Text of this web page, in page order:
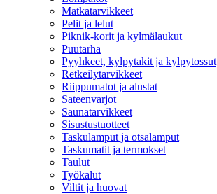
Matkatarvikkeet
Pelit ja lelut
Piknik-korit ja kylmälaukut
Puutarha
Pyyhkeet, kylpytakit ja kylpytossut
Retkeilytarvikkeet
Riippumatot ja alustat
Sateenvarjot
Saunatarvikkeet
Sisustustuotteet
Taskulamput ja otsalamput
Taskumatit ja termokset
Taulut
Työkalut
Viltit ja huovat